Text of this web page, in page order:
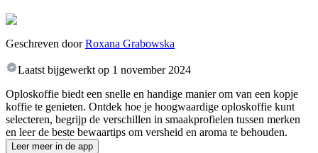
Geschreven door Roxana Grabowska
Laatst bijgewerkt op 1 november 2024
Oploskoffie biedt een snelle en handige manier om van een kopje
koffie te genieten. Ontdek hoe je hoogwaardige oploskoffie kunt
selecteren, begrijp de verschillen in smaakprofielen tussen merken
en leer de beste bewaartips om versheid en aroma te behouden.
Leer meer in de app